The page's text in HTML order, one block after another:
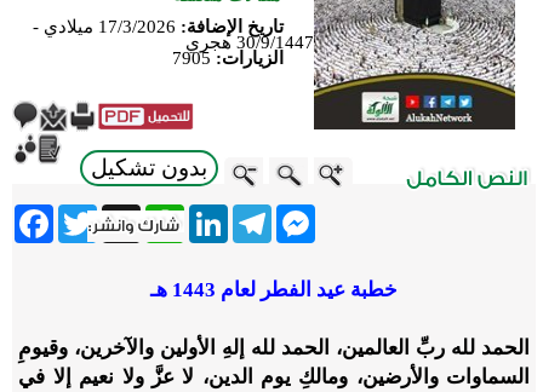
تاريخ الإضافة:
17/3/2026 ميلادي -
30/9/1447 هجري
الزيارات: 7905
بدون تشكيل
Twitter X
WhatsApp
LinkedInTelegram
Messenger
خطبة عيد الفطر لعام 1443 هـ
الحمد لله ربِّ العالمين، الحمد لله إلهِ الأولين والآخرين، وقيومِ
السماوات والأرضين، ومالكِ يوم الدين، لا عزَّ ولا نعيم إلا في